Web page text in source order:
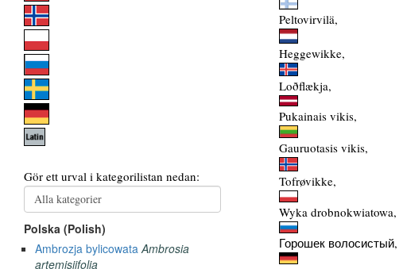
Peltovirvilä,
Heggewikke,
Loðflækja,
Pukainais vikis,
Gauruotasis vikis,
Tofrøvikke,
Wyka drobnokwiatowa,
Горошек волосистый,